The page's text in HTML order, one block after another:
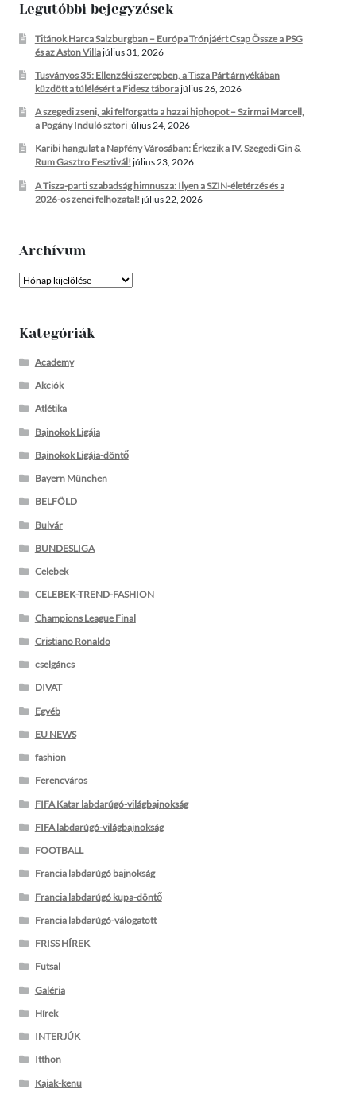
Legutóbbi bejegyzések
Titánok Harca Salzburgban – Európa Trónjáért Csap Össze a PSG
és az Aston Villajúlius 31, 2026
Tusványos 35: Ellenzéki szerepben, a Tisza Párt árnyékában
küzdött a túlélésért a Fidesz táborajúlius 26, 2026
A szegedi zseni, aki felforgatta a hazai hiphopot – Szirmai Marcell,
a Pogány Induló sztorijúlius 24, 2026
Karibi hangulat a Napfény Városában: Érkezik a IV. Szegedi Gin &
Rum Gasztro Fesztivál! július 23, 2026
A Tisza-parti szabadság himnusza: Ilyen a SZIN-életérzés és a
2026-os zenei felhozatal! július 22, 2026
Archívum
Archívum
Kategóriák
Academy
Akciók
Atlétika
Bajnokok Ligája
Bajnokok Ligája-döntő
Bayern München
BELFÖLD
Bulvár
BUNDESLIGA
Celebek
CELEBEK-TREND-FASHION
Champions League Final
Cristiano Ronaldo
cselgáncs
DIVAT
Egyéb
EU NEWS
fashion
Ferencváros
FIFA Katar labdarúgó-világbajnokság
FIFA labdarúgó-világbajnokság
FOOTBALL
Francia labdarúgó bajnokság
Francia labdarúgó kupa-döntő
Francia labdarúgó-válogatott
FRISS HÍREK
Futsal
Galéria
Hírek
INTERJÚK
Itthon
Kajak-kenu